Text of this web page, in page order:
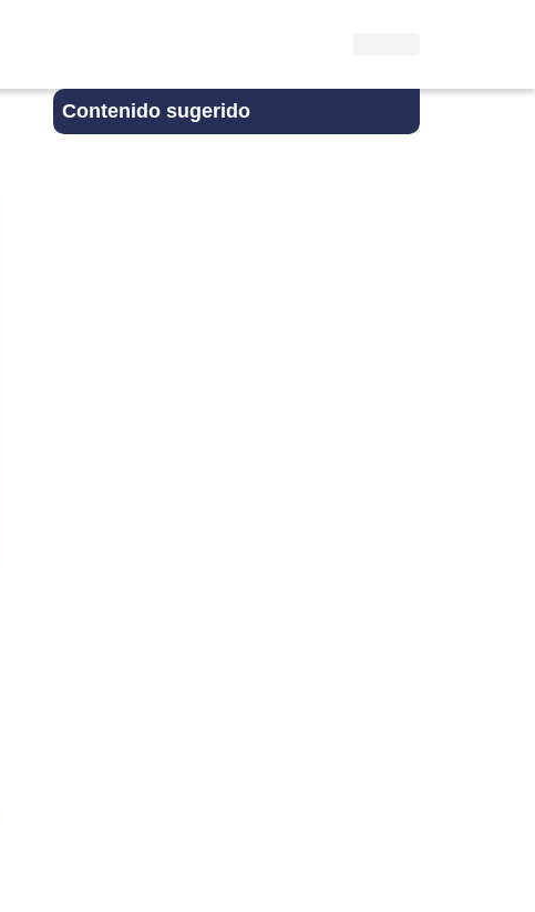
Contenido sugerido